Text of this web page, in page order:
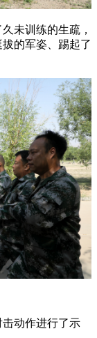
未训练的生疏，
的军姿、踢起了
动作进行了示